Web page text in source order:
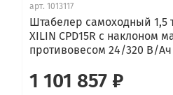
арт.1013117
Штабелер самоходный 1,5
XILIN CPD15R с наклоном
противовесом 24/320 В/Ач
1 101 857 ₽